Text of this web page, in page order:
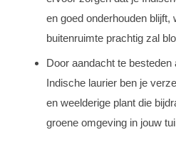
en goed onderhouden blijft,
buitenruimte prachtig zal
Door aandacht te besteden
Indische laurier ben je
en weelderige plant die
groene omgeving in jouw